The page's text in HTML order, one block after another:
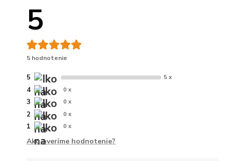
5
5 hodnotenie
5 5 x
4 0 x
3 0 x
2 0 x
1 0 x
Ako overíme hodnotenie?